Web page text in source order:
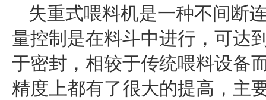
失重式喂料机是一种不间断
量控制是在料斗中进行，可达
于密封，相较于传统喂料设备
精度上都有了很大的提高，主